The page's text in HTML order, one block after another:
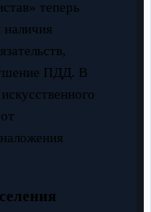
теперь
наличия
ПДД. В